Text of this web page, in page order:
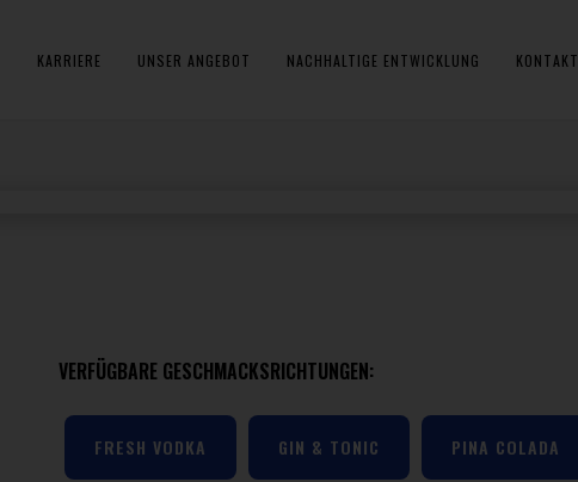
KARRIERE UNSER ANGEBOT NACHHALTIGE ENTWICKLUNG KONTAKT
ALCOPOPS
ALKOHOLISCHE GETRÄNKE
VERFÜGBARE GESCHMACKSRICHTUNGEN:
FRESH VODKA GIN & TONIC PINA COLADA